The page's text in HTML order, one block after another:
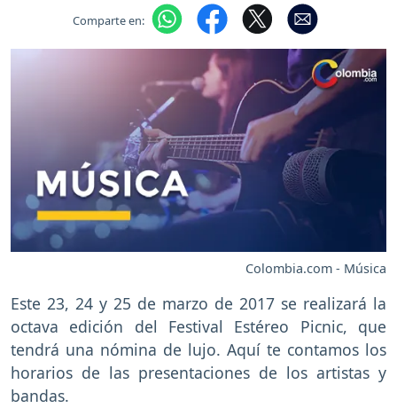
Comparte en:
Colombia.com - Música
Este 23, 24 y 25 de marzo de 2017 se realizará la
octava edición del Festival Estéreo Picnic, que
tendrá una nómina de lujo. Aquí te contamos los
horarios de las presentaciones de los artistas y
bandas.